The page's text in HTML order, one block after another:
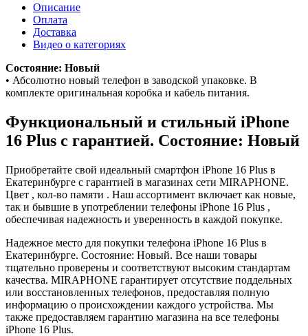
Описание
Оплата
Доставка
Видео о категориях
Состояние: Новый
• Абсолютно новый телефон в заводской упаковке. В
комплекте оригинальная коробка и кабель питания.
Функциональный и стильный iPhone
16 Plus с гарантией. Состояние: Новый
Приобретайте свой идеальный смартфон iPhone 16 Plus в
Екатеринбурге с гарантией в магазинах сети MIRAPHONE.
Цвет , кол-во памяти . Наш ассортимент включает как новые,
так и бывшие в употреблении телефоны iPhone 16 Plus ,
обеспечивая надежность и уверенность в каждой покупке.
Надежное место для покупки телефона iPhone 16 Plus в
Екатеринбурге. Состояние: Новый. Все наши товары
тщательно проверены и соответствуют высоким стандартам
качества. MIRAPHONE гарантирует отсутствие поддельных
или восстановленных телефонов, предоставляя полную
информацию о происхождении каждого устройства. Мы
также предоставляем гарантию магазина на все телефоны
iPhone 16 Plus.